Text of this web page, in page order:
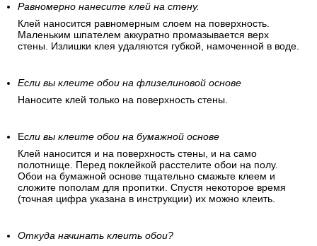
Равномерно нанесите клей на стену.
Клей наносится равномерным слоем на поверхность.
Маленьким шпателем аккуратно промазывается верх
стены. Излишки клея удаляются губкой, намоченной в воде.
Если вы клеите обои на флизелиновой основе
Наносите клей только на поверхность стены.
Если вы клеите обои на бумажной основе
Клей наносится и на поверхность стены, и на само
полотнище. Перед поклейкой расстелите обои на полу.
Обои на бумажной основе тщательно смажьте клеем и
сложите пополам для пропитки. Спустя некоторое время
(точная цифра указана в инструкции) их можно клеить.
Откуда начинать клеить обои?